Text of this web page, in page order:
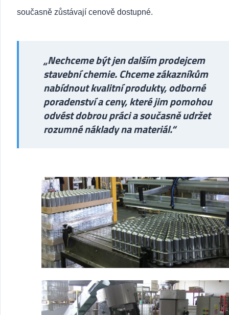
současně zůstávají cenově dostupné.
„Nechceme být jen dalším prodejcem
stavební chemie. Chceme zákazníkům
nabídnout kvalitní produkty, odborné
poradenství a ceny, které jim pomohou
odvést dobrou práci a současně udržet
rozumné náklady na materiál.“